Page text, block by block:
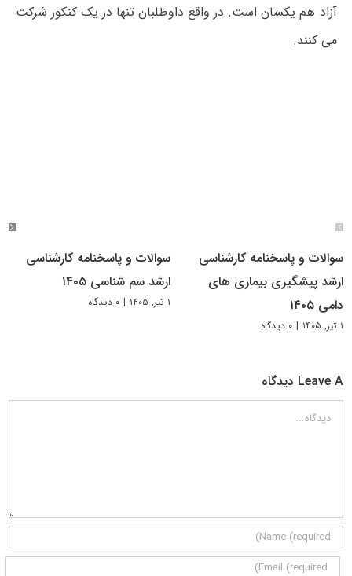
آزاد هم یکسان است. در واقع داوطلبان تنها در یک کنکور شرکت
می کنند.
سوالات و پاسخنامه کارشناسی
ارشد پیشگیری بیماری های
دامی ۱۴۰۵
۱ تیر, ۱۴۰۵ | ۰ دیدگاه
سوالات و پاسخنامه کارشناسی
ارشد سم شناسی ۱۴۰۵
۱ تیر, ۱۴۰۵ | ۰ دیدگاه
Leave A دیدگاه
دیدگاه